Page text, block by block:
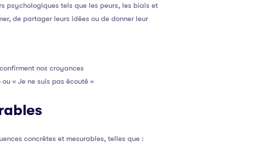
psychologiques tels que les peurs, les biais et
de partager leurs idées ou de donner leur
nos croyances
« Je ne suis pas écouté »
concrètes et mesurables, telles que :